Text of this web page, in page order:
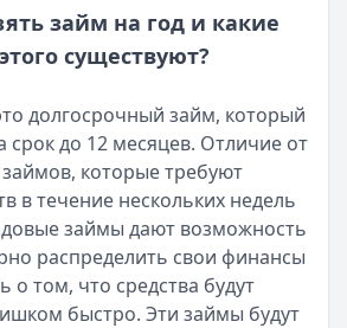
через Госуслуги ускоряет
от Bigmani Ru: как
одобрении займа от Bigmani
2025 г.
займ на год и какие
существуют?
долгосрочный займ, который
срок до 12 месяцев. Отличие от
которые требуют
в течение нескольких недель
займы дают возможность
распределить свои финансы
о том, что средства будут
быстро. Эти займы будут